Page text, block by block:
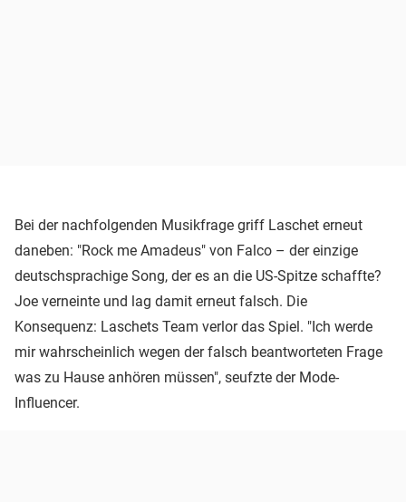
Bei der nachfolgenden Musikfrage griff Laschet erneut
daneben: "Rock me Amadeus" von Falco – der einzige
deutschsprachige Song, der es an die US-Spitze schaffte?
Joe verneinte und lag damit erneut falsch. Die
Konsequenz: Laschets Team verlor das Spiel. "Ich werde
mir wahrscheinlich wegen der falsch beantworteten Frage
was zu Hause anhören müssen", seufzte der Mode-
Influencer.